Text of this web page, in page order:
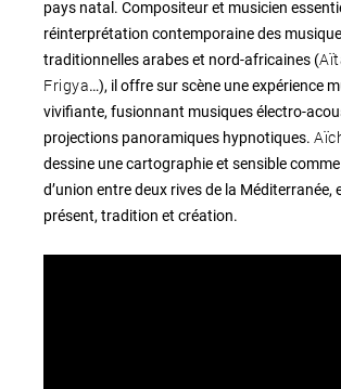
pays natal. Compositeur et musicien
réinterprétation contemporaine des
traditionnelles arabes et nord-africaines (
Frigya…), il offre sur scène une expérience
vivifiante, fusionnant musiques électro-
projections panoramiques hypnotiques.
dessine une cartographie et sensible
d’union entre deux rives de la Méditerranée,
présent, tradition et création.